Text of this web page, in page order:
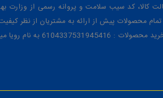
کالا، کد سیب سلامت و پروانه رسمی از وزارت
تمام محصولات پیش از ارائه به مشتریان از نظر
به نام رویا میرنظامی